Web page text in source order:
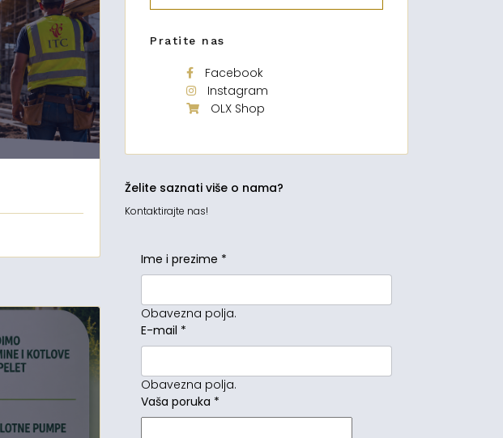
Pratite nas
Facebook
Instagram
OLX Shop
Želite saznati više o nama?
Kontaktirajte nas!
Ime i prezime *
Obavezna polja.
E-mail *
Obavezna polja.
Vaša poruka *